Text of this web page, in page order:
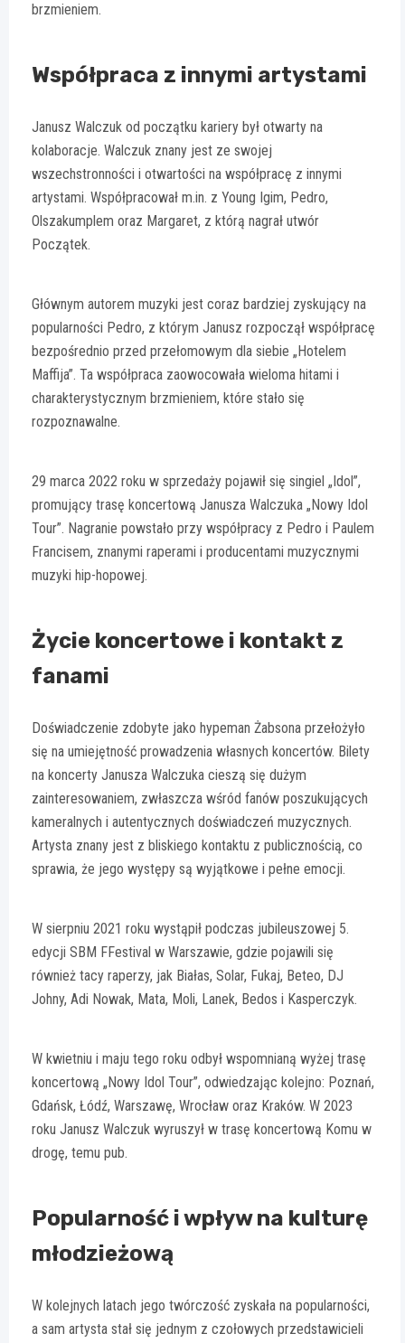
brzmieniem.
Współpraca z innymi artystami
Janusz Walczuk od początku kariery był otwarty na
kolaboracje. Walczuk znany jest ze swojej
wszechstronności i otwartości na współpracę z innymi
artystami. Współpracował m.in. z Young Igim, Pedro,
Olszakumplem oraz Margaret, z którą nagrał utwór
Początek.
Głównym autorem muzyki jest coraz bardziej zyskujący na
popularności Pedro, z którym Janusz rozpoczął współpracę
bezpośrednio przed przełomowym dla siebie „Hotelem
Maffija”. Ta współpraca zaowocowała wieloma hitami i
charakterystycznym brzmieniem, które stało się
rozpoznawalne.
29 marca 2022 roku w sprzedaży pojawił się singiel „Idol”,
promujący trasę koncertową Janusza Walczuka „Nowy Idol
Tour”. Nagranie powstało przy współpracy z Pedro i Paulem
Francisem, znanymi raperami i producentami muzycznymi
muzyki hip-hopowej.
Życie koncertowe i kontakt z
fanami
Doświadczenie zdobyte jako hypeman Żabsona przełożyło
się na umiejętność prowadzenia własnych koncertów. Bilety
na koncerty Janusza Walczuka cieszą się dużym
zainteresowaniem, zwłaszcza wśród fanów poszukujących
kameralnych i autentycznych doświadczeń muzycznych.
Artysta znany jest z bliskiego kontaktu z publicznością, co
sprawia, że jego występy są wyjątkowe i pełne emocji.
W sierpniu 2021 roku wystąpił podczas jubileuszowej 5.
edycji SBM FFestival w Warszawie, gdzie pojawili się
również tacy raperzy, jak Białas, Solar, Fukaj, Beteo, DJ
Johny, Adi Nowak, Mata, Moli, Lanek, Bedos i Kasperczyk.
W kwietniu i maju tego roku odbył wspomnianą wyżej trasę
koncertową „Nowy Idol Tour”, odwiedzając kolejno: Poznań,
Gdańsk, Łódź, Warszawę, Wrocław oraz Kraków. W 2023
roku Janusz Walczuk wyruszył w trasę koncertową Komu w
drogę, temu pub.
Popularność i wpływ na kulturę
młodzieżową
W kolejnych latach jego twórczość zyskała na popularności,
a sam artysta stał się jednym z czołowych przedstawicieli